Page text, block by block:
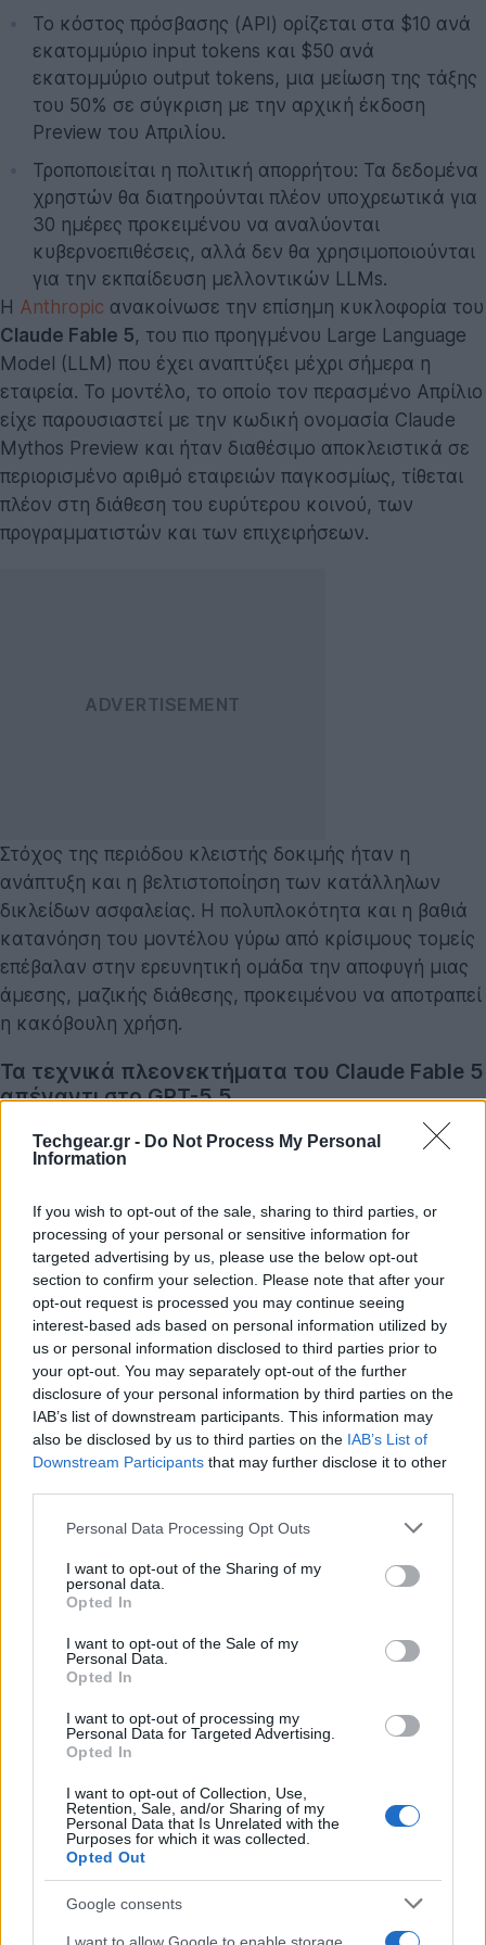
Techgear.gr - Do Not Process My Personal
Information
If you wish to opt-out of the sale, sharing to third parties, or
processing of your personal or sensitive information for
targeted advertising by us, please use the below opt-out
section to confirm your selection. Please note that after your
opt-out request is processed you may continue seeing
interest-based ads based on personal information utilized by
us or personal information disclosed to third parties prior to
your opt-out. You may separately opt-out of the further
disclosure of your personal information by third parties on the
IAB’s list of downstream participants. This information may
also be disclosed by us to third parties on the IAB’s List of
Downstream Participants that may further disclose it to other
Please note that this website/app uses one or more Google
not limited to your visit or usage behaviour. You may click to
grant or deny consent to Google and its third-party tags to
use your data for below specified purposes in below Google
consent section.
Personal Data Processing Opt Outs
I want to opt-out of the Sharing of my
personal data.
Opted In
I want to opt-out of the Sale of my
Personal Data.
Opted In
I want to opt-out of processing my
Personal Data for Targeted Advertising.
Opted In
I want to opt-out of Collection, Use,
Retention, Sale, and/or Sharing of my
Personal Data that Is Unrelated with the
Purposes for which it was collected.
Opted Out
Google consents
Το κόστος πρόσβασης (API) ορίζεται στα $10 ανά
εκατομμύριο input tokens και $50 ανά
εκατομμύριο output tokens, μια μείωση της τάξης
του 50% σε σύγκριση με την αρχική έκδοση
Preview του Απριλίου.
Τροποποιείται η πολιτική απορρήτου: Τα δεδομένα
χρηστών θα διατηρούνται πλέον υποχρεωτικά για
30 ημέρες προκειμένου να αναλύονται
κυβερνοεπιθέσεις, αλλά δεν θα χρησιμοποιούνται
για την εκπαίδευση μελλοντικών LLMs.
Η Anthropic ανακοίνωσε την επίσημη κυκλοφορία του
Claude Fable 5, του πιο προηγμένου Large Language
Model (LLM) που έχει αναπτύξει μέχρι σήμερα η
εταιρεία. Το μοντέλο, το οποίο τον περασμένο Απρίλιο
είχε παρουσιαστεί με την κωδική ονομασία Claude
Mythos Preview και ήταν διαθέσιμο αποκλειστικά σε
περιορισμένο αριθμό εταιρειών παγκοσμίως, τίθεται
πλέον στη διάθεση του ευρύτερου κοινού, των
προγραμματιστών και των επιχειρήσεων.
Στόχος της περιόδου κλειστής δοκιμής ήταν η
ανάπτυξη και η βελτιστοποίηση των κατάλληλων
δικλείδων ασφαλείας. Η πολυπλοκότητα και η βαθιά
κατανόηση του μοντέλου γύρω από κρίσιμους τομείς
επέβαλαν στην ερευνητική ομάδα την αποφυγή μιας
άμεσης, μαζικής διάθεσης, προκειμένου να αποτραπεί
η κακόβουλη χρήση.
Τα τεχνικά πλεονεκτήματα του Claude Fable 5
απέναντι στο GPT-5.5
Claude Fable 5
τοποθετείται πλέον στην κορυφή
της κατηγορίας "frontier models", ξεπερνώντας
benchmarks. Προσφέρει κορυφαίες επιδόσεις στην
παραγωγή και διόρθωση κώδικα, στην ανάλυση
οπτικών δεδομένων, και στην εκτέλεση αυτόνομων
εργασιών μεγάλης διάρκειας, εκτοπίζοντας τη σειρά
Opus από την κορυφή του χαρτοφυλακίου της
Anthropic.
Τα στοιχεία που καθιστούν το νέο μοντέλο σημεία
αναφοράς συνοψίζονται στα εξής:
παγκοσμίως στην αναγνώριση και επεξεργασία
σύνθετων οπτικών πληροφοριών.
Αυτόνομη Επεξεργασία:
μειώνοντας την ανάγκη για συνεχή ανθρώπινη
καθοδήγηση.
Software Engineering:Παράγει, ελέγχει και
βελτιστοποιεί σύνθετες αρχιτεκτονικές
ψευδαισθήσεων σε σχέση με προγενέστερα
μοντέλα.
Δυναμική ασφάλεια: Η μετάβαση στο Claude
Opus 4.8
Η Anthropic ενσωματώνει έναν πρωτοποριακό